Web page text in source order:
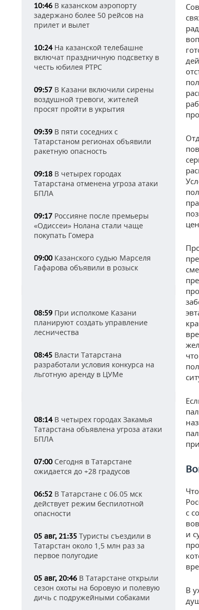
10:46 В казанском аэропорту
задержано более 50 рейсов на
прилет и вылет
10:24На казанской телебашне
включат праздничную подсветку в
честь юбилея РТРС
09:57 В Казани включили сирены
воздушной тревоги, жителей
просят пройти в укрытия
09:39 В пяти соседних с
Татарстаном регионах объявили
ракетную опасность
09:18 В четырех городах
Татарстана отменена угроза атаки
БПЛА
09:17 Россияне после премьеры
«Одиссеи» Нолана стали чаще
покупать Гомера
09:00Казанского судью Марселя
Гафарова объявили в розыск
08:59 При исполкоме Казани
планируют создать управление
лесничества
08:45 Власти Татарстана
разработали условия конкурса на
льготную аренду в ЦУМе
08:14В четырех городах Закамья
Татарстана объявлена угроза атаки
БПЛА
07:00Сегодня в Татарстане
ожидается до +28 градусов
06:52 В Татарстане с 06.05 мск
действует режим беспилотной
опасности
05 авг, 21:35 Туристы съездили в
Татарстан около 1,5 млн раз за
первое полугодие
05 авг, 20:46 В Татарстане открыли
сезон охоты на боровую и полевую
дичь с подружейными собаками
с
и
В